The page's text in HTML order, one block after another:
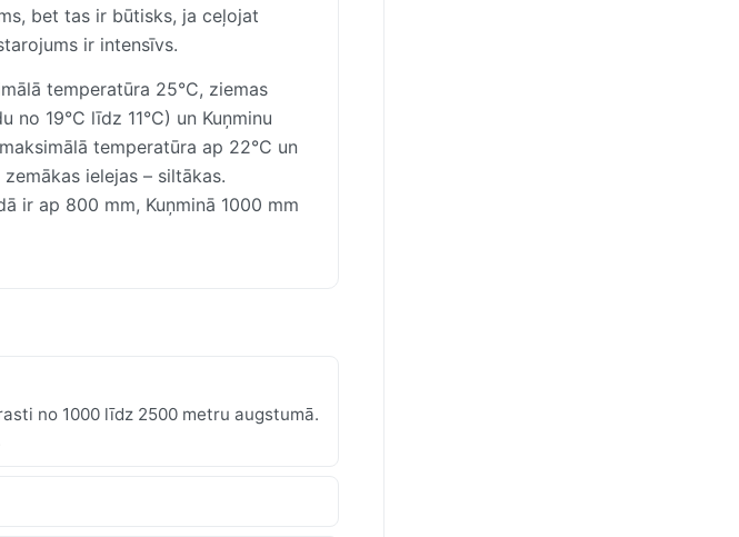
bet tas ir būtisks, ja ceļojat
ir intensīvs.
temperatūra 25°C, ziemas
19°C līdz 11°C) un Kuņminu
temperatūra ap 22°C un
ielejas – siltākas.
ir ap 800 mm, Kuņminā 1000 mm
no 1000 līdz 2500 metru augstumā.